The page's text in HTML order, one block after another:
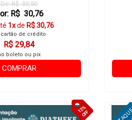
De: R$ 33,50
R$ 30,76
1xde R$ 30,76
de crédito
R$ 29,84
boleto ou pix
COMPRAR
12%OFF